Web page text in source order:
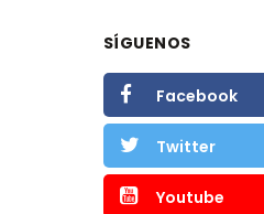
SÍGUENOS
Facebook
Twitter
Youtube